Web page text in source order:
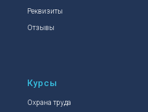
Реквизиты
Отзывы
Курсы
Охрана труда